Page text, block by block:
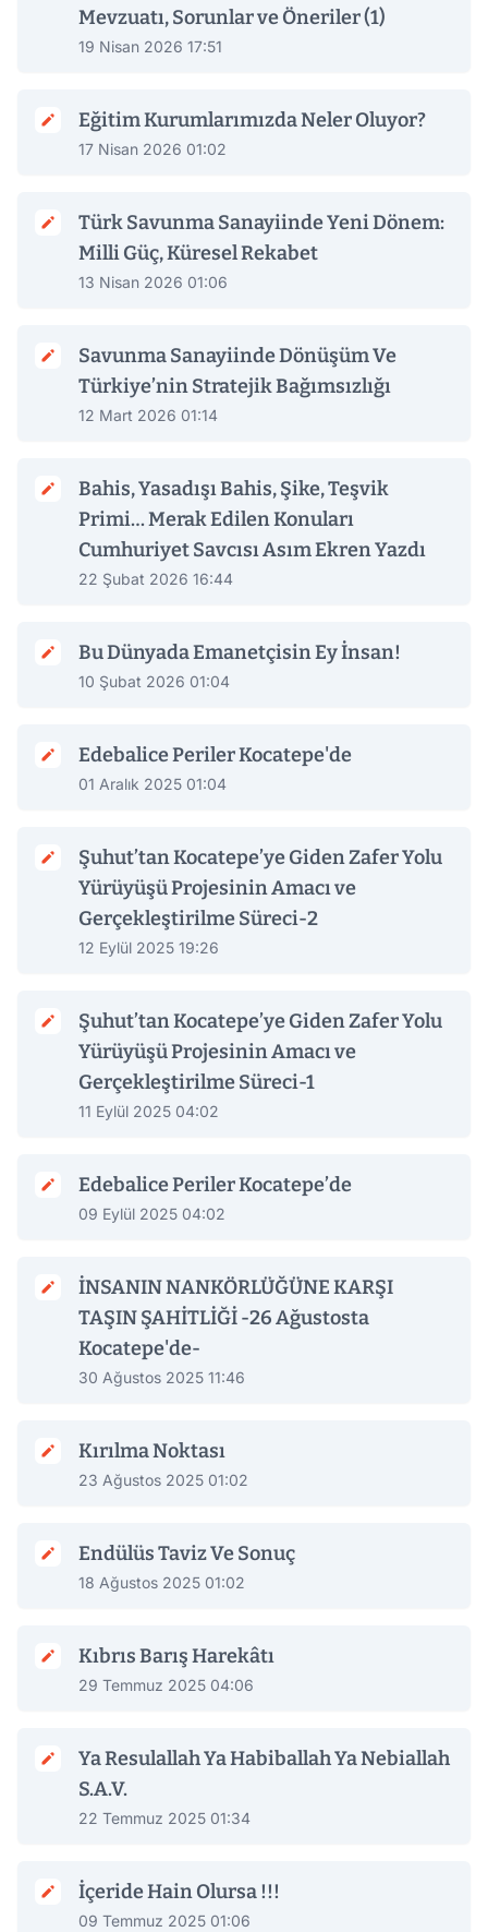
Mevzuatı, Sorunlar ve Öneriler (1)
19 Nisan 2026 17:51
Eğitim Kurumlarımızda Neler Oluyor?
17 Nisan 2026 01:02
Türk Savunma Sanayiinde Yeni Dönem:
Milli Güç, Küresel Rekabet
13 Nisan 2026 01:06
Savunma Sanayiinde Dönüşüm Ve
Türkiye’nin Stratejik Bağımsızlığı
12 Mart 2026 01:14
Bahis, Yasadışı Bahis, Şike, Teşvik
Primi… Merak Edilen Konuları
Cumhuriyet Savcısı Asım Ekren Yazdı
22 Şubat 2026 16:44
Bu Dünyada Emanetçisin Ey İnsan!
10 Şubat 2026 01:04
Edebalice Periler Kocatepe'de
01 Aralık 2025 01:04
Şuhut’tan Kocatepe’ye Giden Zafer Yolu
Yürüyüşü Projesinin Amacı ve
Gerçekleştirilme Süreci-2
12 Eylül 2025 19:26
Şuhut’tan Kocatepe’ye Giden Zafer Yolu
Yürüyüşü Projesinin Amacı ve
Gerçekleştirilme Süreci-1
11 Eylül 2025 04:02
Edebalice Periler Kocatepe’de
09 Eylül 2025 04:02
İNSANIN NANKÖRLÜĞÜNE KARŞI
TAŞIN ŞAHİTLİĞİ -26 Ağustosta
Kocatepe'de-
30 Ağustos 2025 11:46
Kırılma Noktası
23 Ağustos 2025 01:02
Endülüs Taviz Ve Sonuç
18 Ağustos 2025 01:02
Kıbrıs Barış Harekâtı
29 Temmuz 2025 04:06
Ya Resulallah Ya Habiballah Ya Nebiallah
S.A.V.
22 Temmuz 2025 01:34
İçeride Hain Olursa !!!
09 Temmuz 2025 01:06